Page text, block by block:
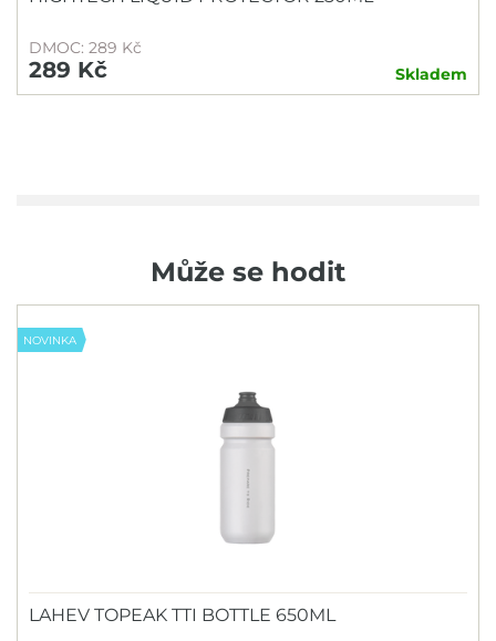
CRANKBROTHERS
ESI
HAMAX
JOE´S NO FLATS
DMOC: 289 Kč
289 Kč Skladem
Může se hodit
NOVINKA
LAHEV TOPEAK TTI BOTTLE 650ML